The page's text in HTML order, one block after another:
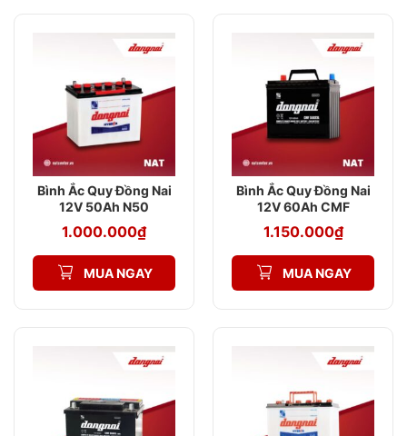
Bình Ắc Quy Đồng Nai
12V 50Ah N50
1.000.000₫
MUA NGAY
Bình Ắc Quy Đồng Nai
12V 60Ah CMF
55D23L
1.150.000₫
MUA NGAY